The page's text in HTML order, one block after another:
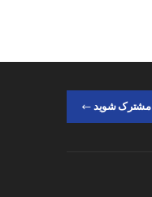
مشترک شوید